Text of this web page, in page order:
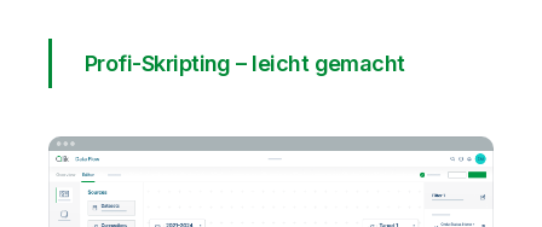
Profi-Skripting – leicht gemacht